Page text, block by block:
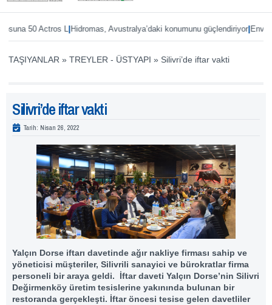
50 Actros L|Hidromas, Avustralya’daki konumunu güçlendiriyor|Enver
TAŞIYANLAR » TREYLER - ÜSTYAPI » Silivri’de iftar vakti
Silivri’de iftar vakti
Tarih: Nisan 26, 2022
Yalçın Dorse iftarı davetinde ağır nakliye firması sahip ve
yöneticisi müşteriler, Silivrili sanayici ve bürokratlar firma
personeli bir araya geldi. İftar daveti Yalçın Dorse’nin Silivri
Değirmenköy üretim tesislerine yakınında bulunan bir
restoranda gerçekleşti. İftar öncesi tesise gelen davetliler